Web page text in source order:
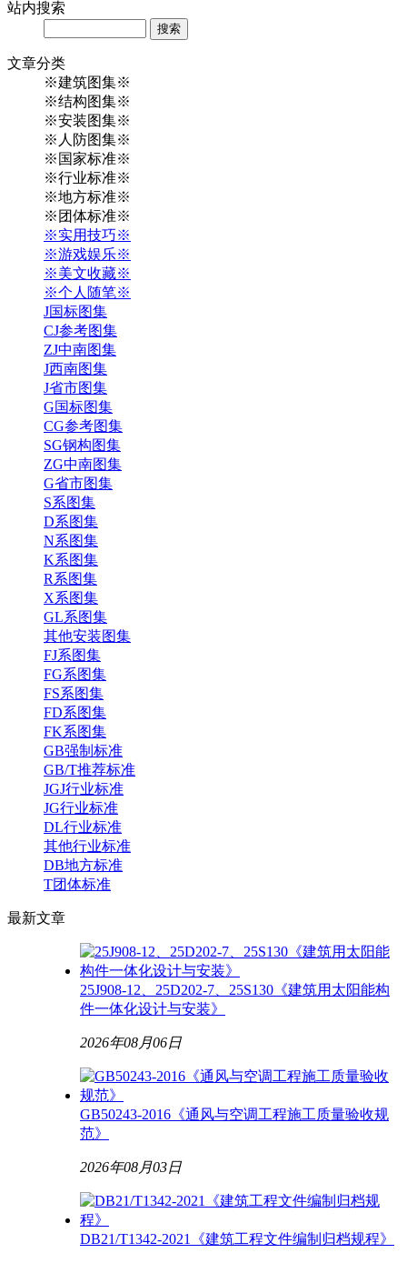
站内搜索
文章分类
※建筑图集※
※结构图集※
※安装图集※
※人防图集※
※国家标准※
※行业标准※
※地方标准※
※团体标准※
※实用技巧※
※游戏娱乐※
※美文收藏※
※个人随笔※
J国标图集
CJ参考图集
ZJ中南图集
J西南图集
J省市图集
G国标图集
CG参考图集
SG钢构图集
ZG中南图集
G省市图集
S系图集
D系图集
N系图集
K系图集
R系图集
X系图集
GL系图集
其他安装图集
FJ系图集
FG系图集
FS系图集
FD系图集
FK系图集
GB强制标准
GB/T推荐标准
JGJ行业标准
JG行业标准
DL行业标准
其他行业标准
DB地方标准
T团体标准
最新文章
25J908-12、25D202-7、25S130《建筑用太阳能构
件一体化设计与安装》
2026年08月06日
GB50243-2016《通风与空调工程施工质量验收规
范》
2026年08月03日
DB21/T1342-2021《建筑工程文件编制归档规程》